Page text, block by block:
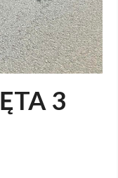
3